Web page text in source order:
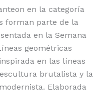
en la categoría
forman parte de la
en la Semana
geométricas
en las líneas
brutalista y la
Elaborada